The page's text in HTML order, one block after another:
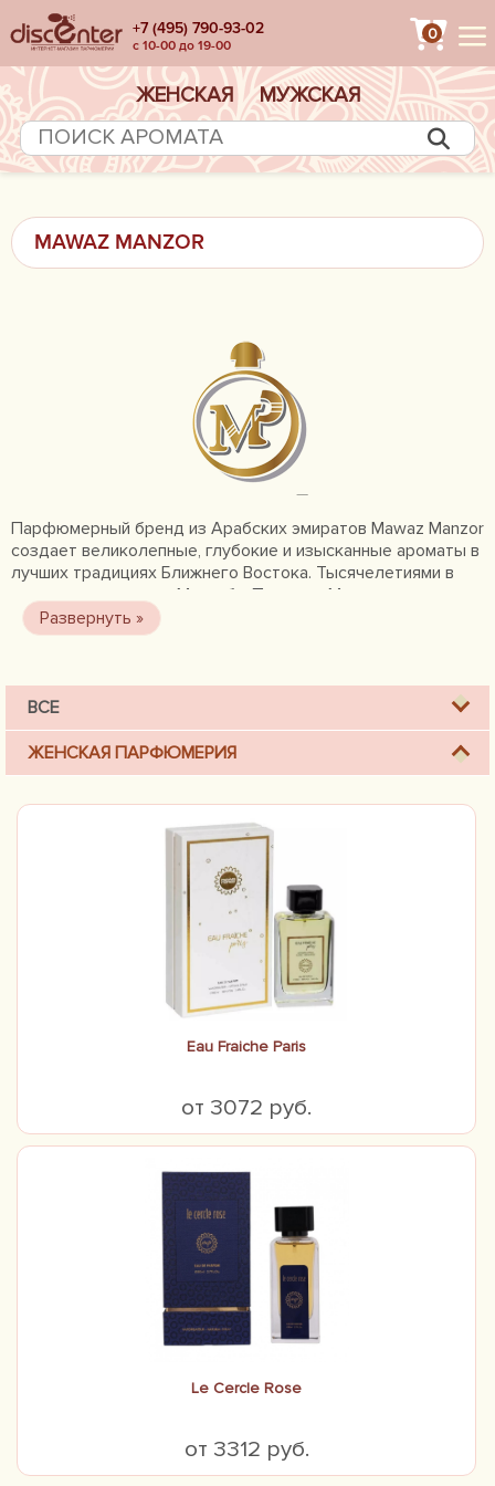
+7 (495) 790-93-02
с 10-00 до 19-00
0
ЖЕНСКАЯ МУЖСКАЯ
MAWAZ MANZOR
Парфюмерный бренд из Арабских эмиратов Mawaz Manzor
создает великолепные, глубокие и изысканные ароматы в
лучших традициях Ближнего Востока. Тысячелетиями в
загадочных странах Магриба, Персии и Месопотамии
использовались множество различных благовоний и
эфирных масел для услады тела и духа.
ВСЕ
ЖЕНСКАЯ ПАРФЮМЕРИЯ
Eau Fraiche Paris
от 3072 руб.
Le Cercle Rose
от 3312 руб.